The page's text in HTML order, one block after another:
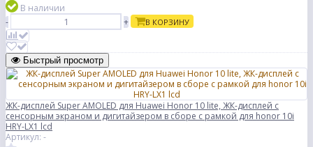
В наличии
-
+ В КОРЗИНУ
Быстрый просмотр
ЖК-дисплей Super AMOLED для Huawei Honor 10 lite, ЖК-дисплей с
сенсорным экраном и дигитайзером в сборе с рамкой для honor 10i
HRY-LX1 lcd
Артикул: -